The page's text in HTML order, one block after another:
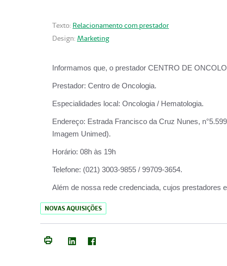
Texto: Relacionamento com prestador
Design: Marketing
Informamos que, o prestador CENTRO DE
Prestador: Centro de Oncologia.
Especialidades local: Oncologia / Hematologia.
Endereço: Estrada Francisco da Cruz Nunes,
Imagem Unimed).
Horário: 08h às 19h
Telefone: (021) 3003-9855 / 99709-3654.
Além de nossa rede credenciada, cujos prestadores
NOVAS AQUISIÇÕES